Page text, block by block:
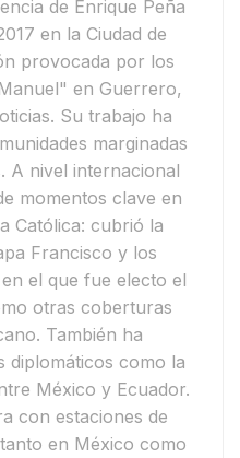
de Enrique Peña
en la Ciudad de
provocada por los
en Guerrero,
Su trabajo ha
marginadas
A nivel internacional
momentos clave en
Católica: cubrió la
Francisco y los
el que fue electo el
otras coberturas
También ha
diplomáticos como la
México y Ecuador.
con estaciones de
en México como